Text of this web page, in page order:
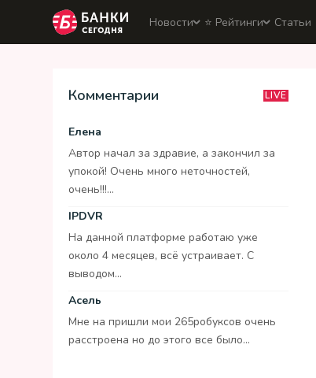
Новости ⭐️ Рейтинги Статьи
Комментарии LIVE
Елена
Автор начал за здравие, а закончил за
упокой! Очень много неточностей,
очень!!!...
IPDVR
На данной платформе работаю уже
около 4 месяцев, всё устраивает. С
выводом...
Асель
Мне на пришли мои 265робуксов очень
расстроена но до этого все было...